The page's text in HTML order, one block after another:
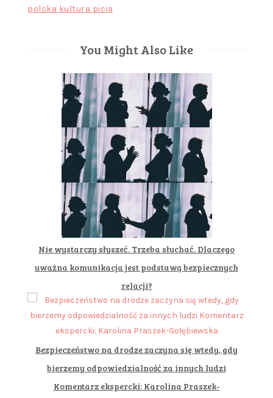
polska kultura picia
You Might Also Like
Nie wystarczy słyszeć. Trzeba słuchać. Dlaczego
uważna komunikacja jest podstawą bezpiecznych
relacji?
Bezpieczeństwo na drodze zaczyna się wtedy, gdy
bierzemy odpowiedzialność za innych ludzi
Komentarz ekspercki: Karolina Praszek-